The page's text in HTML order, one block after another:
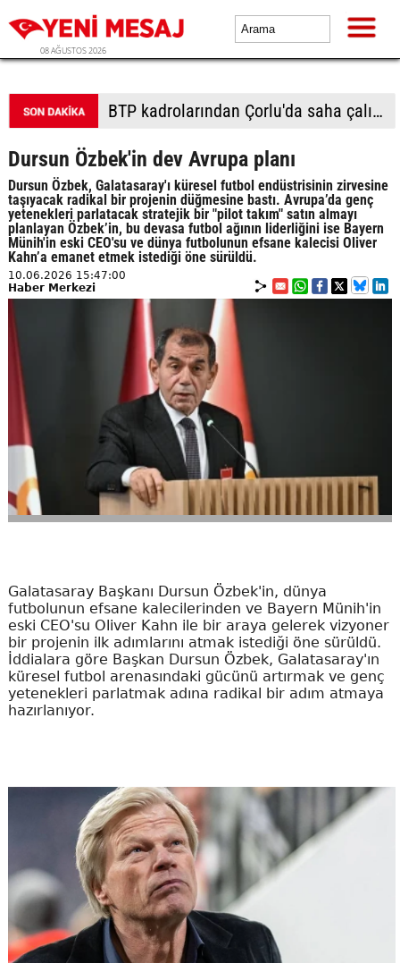
08 AĞUSTOS 2026
BTP Hatay İl Başkanlığı’ndan geleneksel piknik organizasyonu: Gençlere sertifikaları verildi
Dursun Özbek'in dev Avrupa planı
Dursun Özbek, Galatasaray'ı küresel futbol endüstrisinin zirvesine
taşıyacak radikal bir projenin düğmesine bastı. Avrupa’da genç
yetenekleri parlatacak stratejik bir "pilot takım" satın almayı
planlayan Özbek’in, bu devasa futbol ağının liderliğini ise Bayern
Münih'in eski CEO'su ve dünya futbolunun efsane kalecisi Oliver
Kahn’a emanet etmek istediği öne sürüldü.
10.06.2026 15:47:00
Haber Merkezi
Galatasaray Başkanı Dursun Özbek'in, dünya
futbolunun efsane kalecilerinden ve Bayern Münih'in
eski CEO'su Oliver Kahn ile bir araya gelerek vizyoner
bir projenin ilk adımlarını atmak istediği öne sürüldü.
İddialara göre Başkan Dursun Özbek, Galatasaray'ın
küresel futbol arenasındaki gücünü artırmak ve genç
yetenekleri parlatmak adına radikal bir adım atmaya
hazırlanıyor.